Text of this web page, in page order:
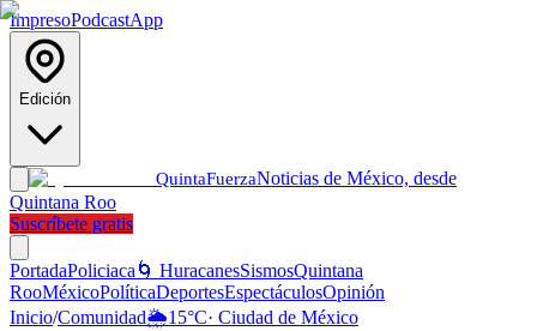
ImpresoPodcastApp
Edición
QuintaFuerzaNoticias de México, desde
Quintana Roo
Suscríbete gratis
PortadaPoliciaca 🌀 HuracanesSismosQuintana
RooMéxicoPolíticaDeportesEspectáculosOpinión
Inicio/Comunidad🌦️15°C· Ciudad de México